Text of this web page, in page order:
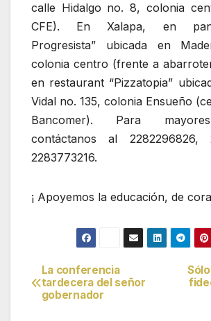
calle Hidalgo no. 8, colonia
CFE). En Xalapa, en
Progresista” ubicada en
colonia centro (frente a
en restaurant “Pizzatopia”
Vidal no. 135, colonia Ensueño
Bancomer). Para
contáctanos al 2282296826,
2283773216.
¡ Apoyemos la educación, de
Navegación
de
La conferencia
tardecera del señor
gobernador